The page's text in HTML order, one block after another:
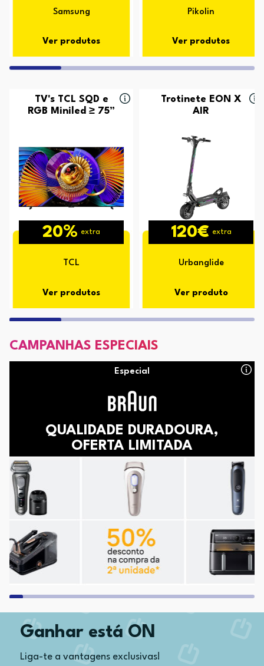
Samsung
Ver produtos
Pikolin
Ver produtos
TV's TCL SQD e
RGB Miniled ≥ 75”
20% extra
TCL
Ver produtos
Trotinete EON X
AIR
120€ extra
Urbanglide
Ver produto
CAMPANHAS ESPECIAIS
Especial
QUALIDADE DURADOURA,
OFERTA LIMITADA
Ganhar está ON
Liga-te a vantagens exclusivas!